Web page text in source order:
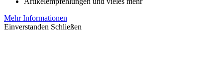
Mehr Informationen
Einverstanden Schließen